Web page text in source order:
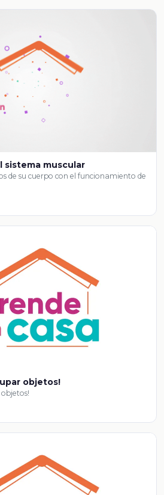
sistema muscular
de su cuerpo con el funcionamiento de
objetos!